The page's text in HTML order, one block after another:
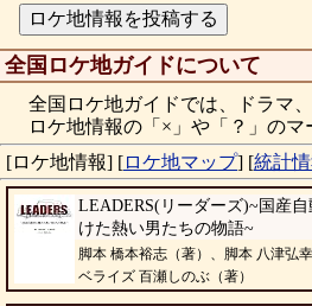
全国ロケ地ガイドについて
全国ロケ地ガイドでは、ドラマ
ロケ地情報の「×」や「？」のマ
[ロケ地情報] [ロケ地マップ] [統計
LEADERS(リーダーズ)~国産
けた熱い男たちの物語~
脚本 橋本裕志（著）、脚本 八津弘
ベライズ 百瀬しのぶ（著）